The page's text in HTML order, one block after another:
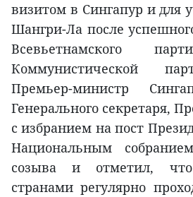
визитом в Сингапур и для
Шангри-Ла после
Всевьетнамского
Коммунистической
Премьер-министр
Генерального секретаря,
с избранием на пост
Национальным
созыва и отметил,
странами регулярно